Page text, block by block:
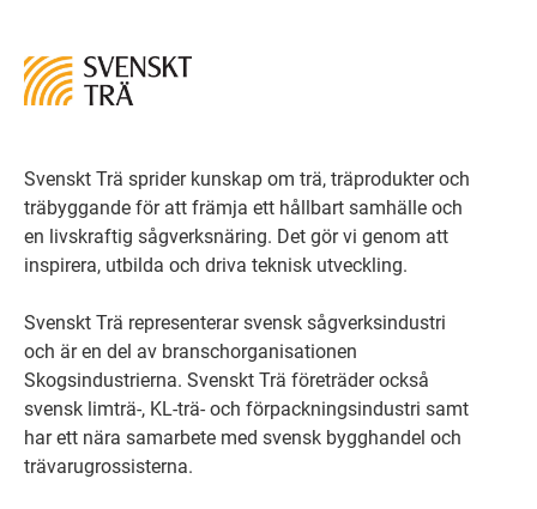
Svenskt Trä sprider kunskap om trä, träprodukter och
träbyggande för att främja ett hållbart samhälle och
en livskraftig sågverksnäring. Det gör vi genom att
inspirera, utbilda och driva teknisk utveckling.
Svenskt Trä representerar svensk sågverksindustri
och är en del av branschorganisationen
Skogsindustrierna. Svenskt Trä företräder också
svensk limträ-, KL-trä- och förpackningsindustri samt
har ett nära samarbete med svensk bygghandel och
trävarugrossisterna.